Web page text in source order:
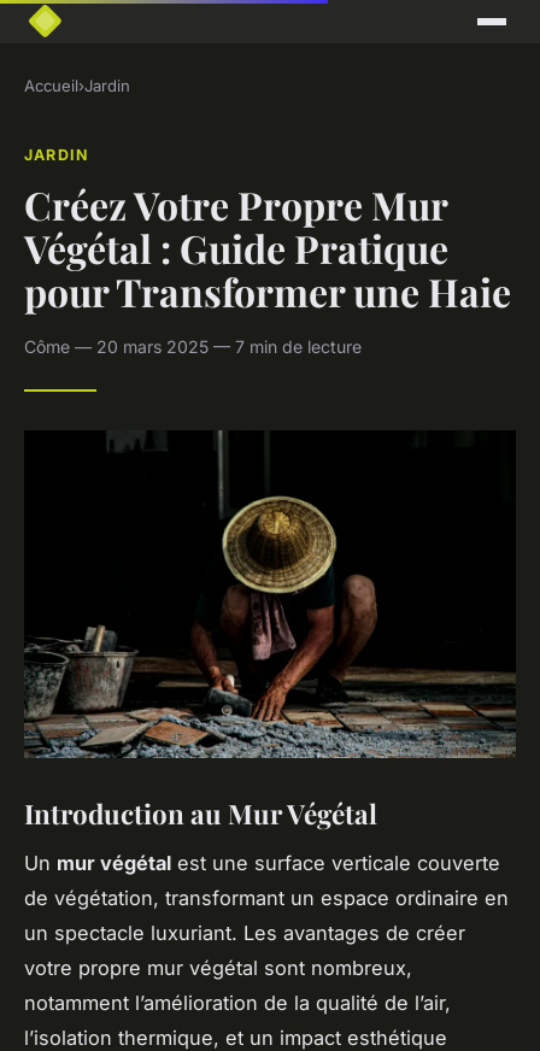
Accueil›Jardin
JARDIN
Créez Votre Propre Mur
Végétal : Guide Pratique
pour Transformer une Haie
Côme — 20 mars 2025 — 7 min de lecture
Introduction au Mur Végétal
Un mur végétal est une surface verticale couverte
de végétation, transformant un espace ordinaire en
un spectacle luxuriant. Les avantages de créer
votre propre mur végétal sont nombreux,
notamment l’amélioration de la qualité de l’air,
l’isolation thermique, et un impact esthétique